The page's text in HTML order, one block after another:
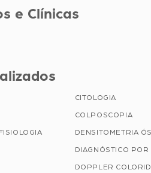
e Clínicas
CITOLOGIA
COLPOSCOPIA
DENSITOMETRIA
DIAGNÓSTICO POR
DOPPLER